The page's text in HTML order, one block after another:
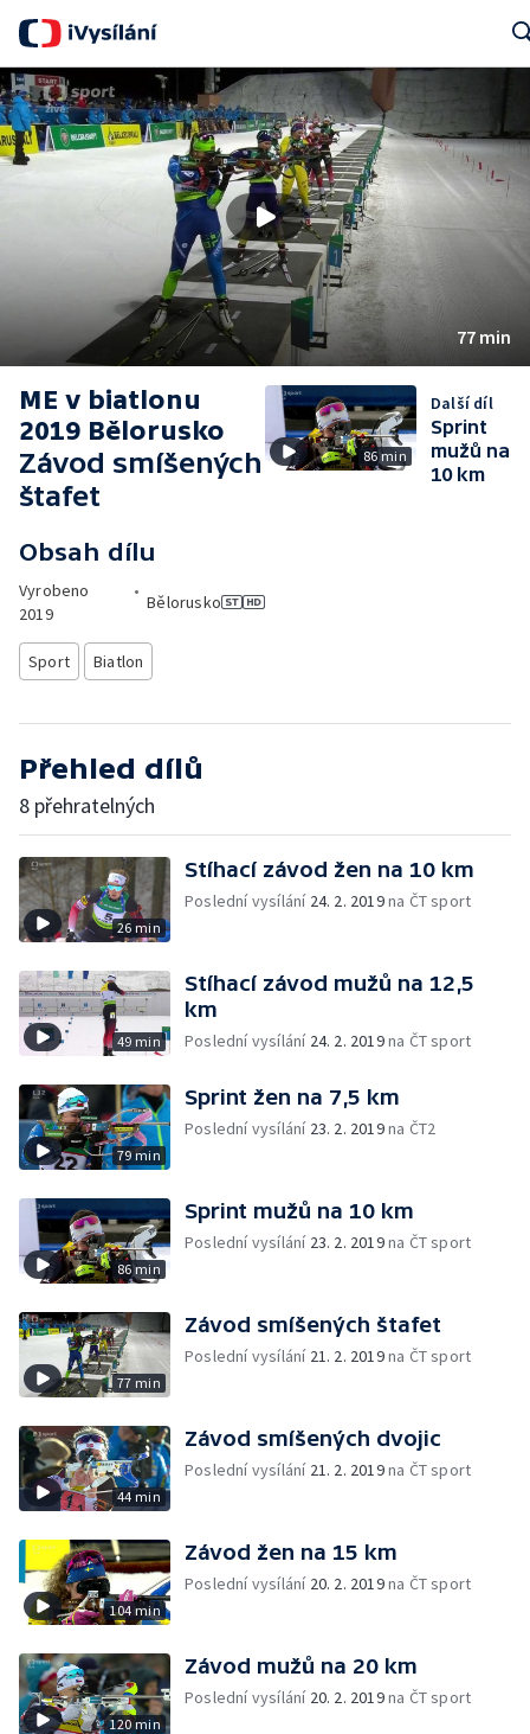
77 min
ME v biatlonu
2019 Bělorusko
Závod smíšených
štafet
Obsah dílu
Vyrobeno
2019
•
Bělorusko
Sport Biatlon
86 min
Další díl
Sprint
mužů na
10 km
Přehled dílů
8 přehratelných
26 min
Stíhací závod žen na 10 km
Poslední vysílání 24. 2. 2019na ČT sport
49 min
Stíhací závod mužů na 12,5
km
Poslední vysílání 24. 2. 2019na ČT sport
79 min
Sprint žen na 7,5 km
Poslední vysílání 23. 2. 2019na ČT2
86 min
Sprint mužů na 10 km
Poslední vysílání 23. 2. 2019na ČT sport
77 min
Závod smíšených štafet
Poslední vysílání 21. 2. 2019na ČT sport
44 min
Závod smíšených dvojic
Poslední vysílání 21. 2. 2019na ČT sport
104 min
Závod žen na 15 km
Poslední vysílání 20. 2. 2019na ČT sport
120 min
Závod mužů na 20 km
Poslední vysílání 20. 2. 2019na ČT sport